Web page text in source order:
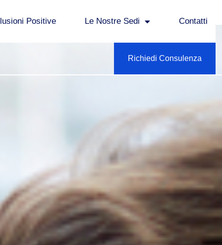
Positive Le Nostre Sedi Contatti
Richiedi Consulenza